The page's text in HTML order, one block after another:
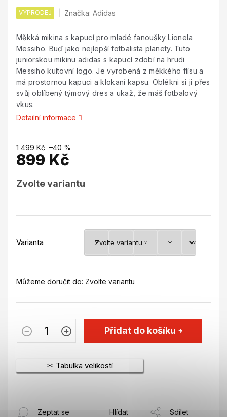
VÝPRODEJ Značka:Adidas
Měkká mikina s kapucí pro mladé fanoušky Lionela
Messiho. Buď jako nejlepší fotbalista planety. Tuto
juniorskou mikinu adidas s kapucí zdobí na hrudi
Messiho kultovní logo. Je vyrobená z měkkého flísu a
má prostornou kapuci a klokaní kapsu. Oblékni si ji přes
svůj oblíbený týmový dres a ukaž, že máš fotbalový
vkus.
Detailní informace
1 499 Kč –40 %
899 Kč
cena:
Zvolte variantu
Varianta
Můžeme doručit do: Zvolte variantu
Přidat do košíku
Tabulka velikostí
Zeptat se Hlídat Sdílet